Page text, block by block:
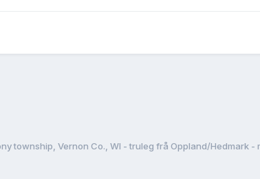
township, Vernon Co., WI - truleg frå Oppland/Hedmark -